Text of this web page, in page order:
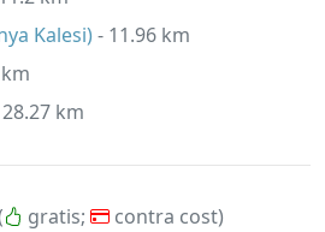
Kalesi)- 11.96 km
km
gratis; contra cost)